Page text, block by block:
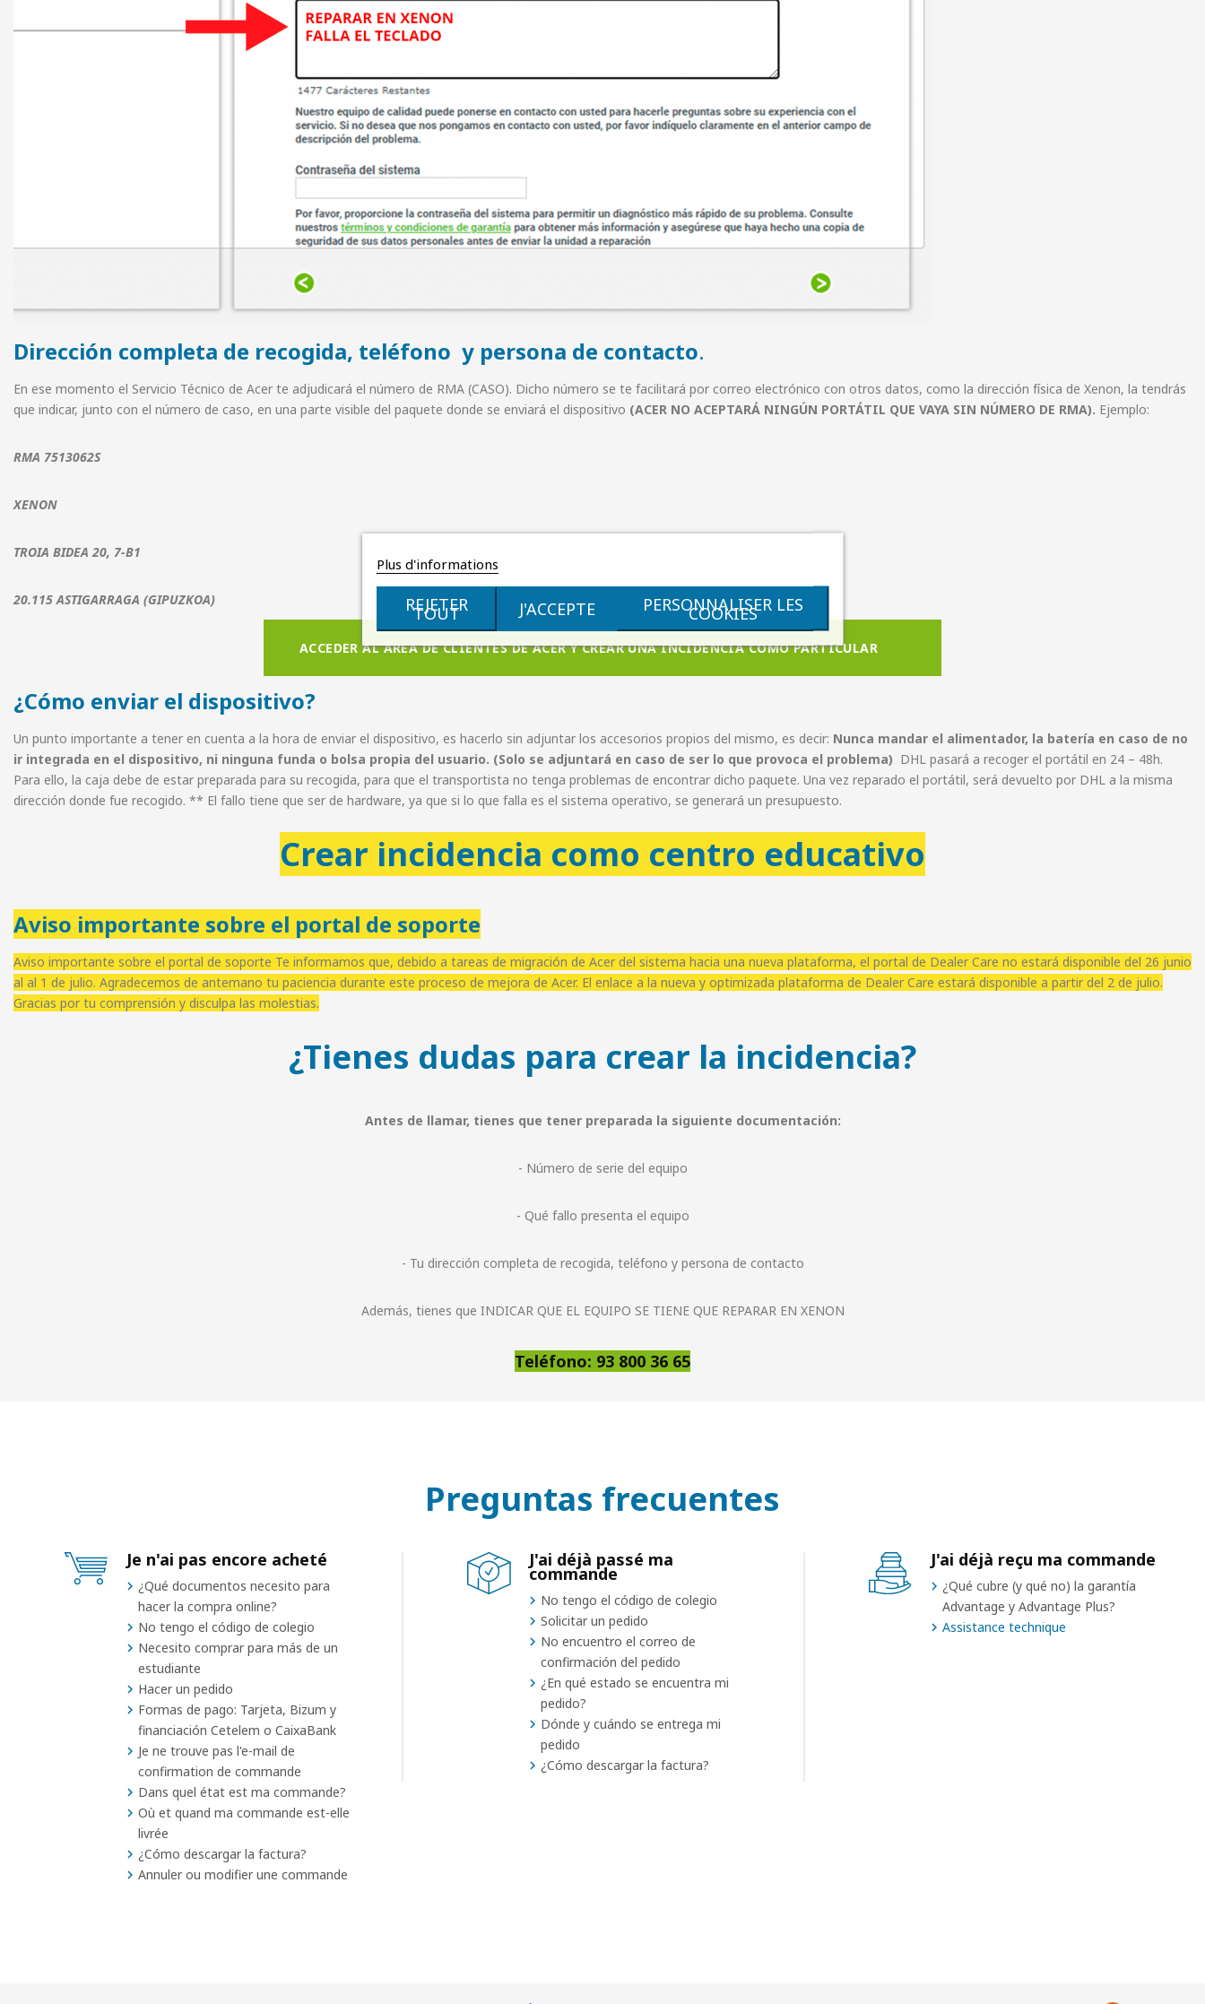
Dirección completa de recogida, teléfono y persona de contacto.
En ese momento el Servicio Técnico de Acer te adjudicará el número de RMA (CASO). Dicho número se te facilitará por correo electrónico con otros datos, como la dirección física de Xenon, la tendrás
que indicar, junto con el número de caso, en una parte visible del paquete donde se enviará el dispositivo (ACER NO ACEPTARÁ NINGÚN PORTÁTIL QUE VAYA SIN NÚMERO DE RMA). Ejemplo:
RMA 7513062S
XENON
TROIA BIDEA 20, 7-B1
20.115 ASTIGARRAGA (GIPUZKOA)
ACCEDER AL ÁREA DE CLIENTES DE ACER Y CREAR UNA INCIDENCIA COMO PARTICULAR
¿Cómo enviar el dispositivo?
Un punto importante a tener en cuenta a la hora de enviar el dispositivo, es hacerlo sin adjuntar los accesorios propios del mismo, es decir: Nunca mandar el alimentador, la batería en caso de no
ir integrada en el dispositivo, ni ninguna funda o bolsa propia del usuario. (Solo se adjuntará en caso de ser lo que provoca el problema) DHL pasará a recoger el portátil en 24 – 48h.
Para ello, la caja debe de estar preparada para su recogida, para que el transportista no tenga problemas de encontrar dicho paquete. Una vez reparado el portátil, será devuelto por DHL a la misma
dirección donde fue recogido. ** El fallo tiene que ser de hardware, ya que si lo que falla es el sistema operativo, se generará un presupuesto.
Crear incidencia como centro educativo
Aviso importante sobre el portal de soporte
Aviso importante sobre el portal de soporte Te informamos que, debido a tareas de migración de Acer del sistema hacia una nueva plataforma, el portal de Dealer Care no estará disponible del 26 junio
al al 1 de julio. Agradecemos de antemano tu paciencia durante este proceso de mejora de Acer. El enlace a la nueva y optimizada plataforma de Dealer Care estará disponible a partir del 2 de julio.
Gracias por tu comprensión y disculpa las molestias.
¿Tienes dudas para crear la incidencia?
Antes de llamar, tienes que tener preparada la siguiente documentación:
- Número de serie del equipo
- Qué fallo presenta el equipo
- Tu dirección completa de recogida, teléfono y persona de contacto
Además, tienes que INDICAR QUE EL EQUIPO SE TIENE QUE REPARAR EN XENON
Teléfono: 93 800 36 65
Preguntas frecuentes
Je n'ai pas encore acheté
¿Qué documentos necesito para
hacer la compra online?
No tengo el código de colegio
Necesito comprar para más de un
estudiante
Hacer un pedido
Formas de pago: Tarjeta, Bizum y
financiación Cetelem o CaixaBank
Je ne trouve pas l'e-mail de
confirmation de commande
Dans quel état est ma commande?
Où et quand ma commande est-elle
livrée
¿Cómo descargar la factura?
Annuler ou modifier une commande
J'ai déjà passé ma
commande
No tengo el código de colegio
Solicitar un pedido
No encuentro el correo de
confirmación del pedido
¿En qué estado se encuentra mi
pedido?
Dónde y cuándo se entrega mi
pedido
¿Cómo descargar la factura?
J'ai déjà reçu ma commande
¿Qué cubre (y qué no) la garantía
Advantage y Advantage Plus?
Assistance technique
Plus d'informations
REJETER
TOUT J'ACCEPTE PERSONNALISER LES
COOKIES